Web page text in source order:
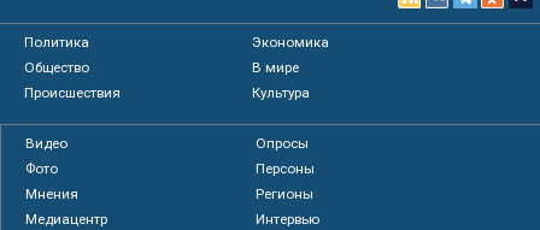
Политика
Экономика
Общество
В мире
Происшествия
Культура
Видео
Опросы
Фото
Персоны
Мнения
Регионы
Медиацентр
Интервью